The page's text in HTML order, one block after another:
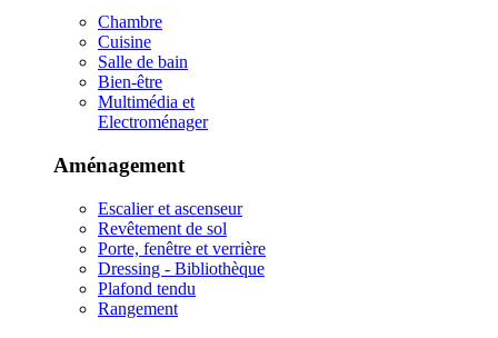
Chambre
Cuisine
Salle de bain
Bien-être
Multimédia et
Electroménager
Aménagement
Escalier et ascenseur
Revêtement de sol
Porte, fenêtre et verrière
Dressing - Bibliothèque
Plafond tendu
Rangement